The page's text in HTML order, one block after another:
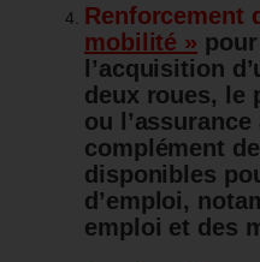
Renforcement
mobilité »
l’acquisition
deux roues, le
ou
complément
disponibles
d’emploi,
emploi et des